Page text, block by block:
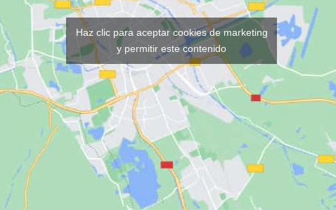
Haz clic para aceptar cookies de marketing
y permitir este contenido